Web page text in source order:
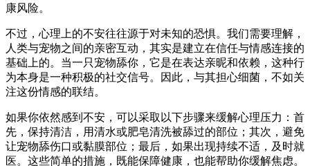
康风险。
不过，心理上的不安往往源于对未知的恐惧。我们需要理解，
人类与宠物之间的亲密互动，其实是建立在信任与情感连接的
基础上的。当一只宠物舔你，它是在表达亲昵和依赖，这种行
为本身是一种积极的社交信号。因此，与其担心细菌，不如关
注这份情感的联结。
如果你依然感到不安，可以采取以下步骤来缓解心理压力：首
先，保持清洁，用清水或肥皂清洗被舔过的部位；其次，避免
让宠物舔伤口或黏膜部位；最后，如果出现持续不适，及时就
医。这些简单的措施，既能保障健康，也能帮助你缓解焦虑。